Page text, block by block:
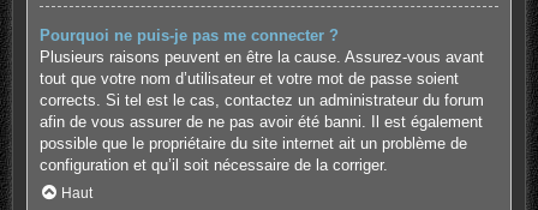
Pourquoi ne puis-je pas me connecter ?
Plusieurs raisons peuvent en être la cause. Assurez-vous avant
tout que votre nom d’utilisateur et votre mot de passe soient
corrects. Si tel est le cas, contactez un administrateur du forum
afin de vous assurer de ne pas avoir été banni. Il est également
possible que le propriétaire du site internet ait un problème de
configuration et qu’il soit nécessaire de la corriger.
Haut